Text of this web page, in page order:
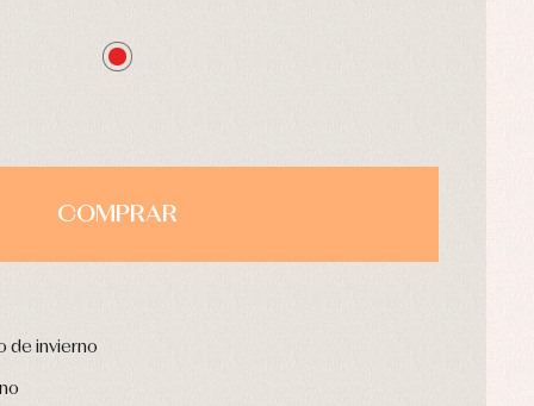
COMPRAR
de invierno